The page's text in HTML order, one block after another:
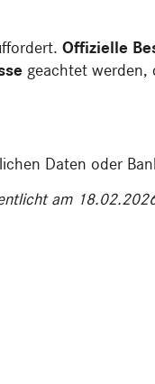
Offizielle
geachtet werden,
Daten oder
am